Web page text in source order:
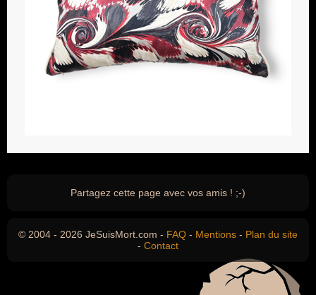
Partagez cette page avec vos amis ! ;-)
© 2004 - 2026 JeSuisMort.com - FAQ - Mentions - Plan du site
- Contact